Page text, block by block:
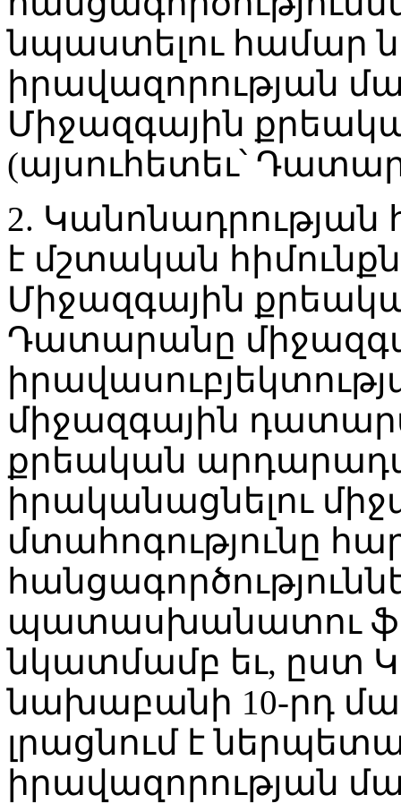
նպաստելու համար
իրավազորության
Միջազգային
(այսուհետեւ՝
2. Կանոնադրության
է մշտական
Միջազգային
Դատարանը
միջազգային
քրեական
իրականացնելու
մտահոգությունը
պատասխանատու
նկատմամբ եւ, ըստ
նախաբանի 10-րդ
լրացնում է
իրավազորության